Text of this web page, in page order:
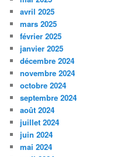
avril 2025
mars 2025
février 2025
janvier 2025
décembre 2024
novembre 2024
octobre 2024
septembre 2024
août 2024
juillet 2024
juin 2024
mai 2024